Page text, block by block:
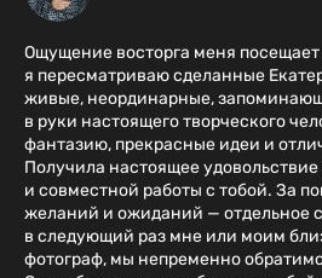
Ощущение восторга меня посещает
я пересматриваю сделанные
живые, неординарные,
в руки настоящего творческого
фантазию, прекрасные идеи и
Получила настоящее
и совместной работы с тобой. За
желаний и ожиданий — отдельное
в следующий раз мне или моим
фотограф, мы непременно